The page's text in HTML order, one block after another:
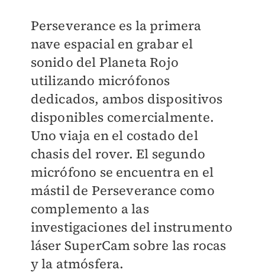
Perseverance es la primera
nave espacial en grabar el
sonido del Planeta Rojo
utilizando micrófonos
dedicados, ambos dispositivos
disponibles comercialmente.
Uno viaja en el costado del
chasis del rover. El segundo
micrófono se encuentra en el
mástil de Perseverance como
complemento a las
investigaciones del instrumento
láser SuperCam sobre las rocas
y la atmósfera.